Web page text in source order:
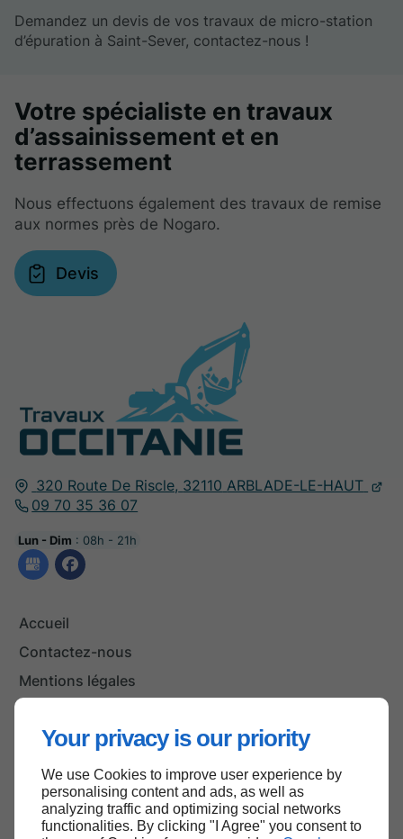
Your privacy is our priority
We use Cookies to improve user experience by
personalising content and ads, as well as
analyzing traffic and optimizing social networks
functionalities. By clicking "I Agree" you consent to
Demandez un devis de vos travaux de micro-station
d’épuration à Saint-Sever, contactez-nous !
320 Route De Riscle, 32110 ARBLADE-LE-HAUT
09 70 35 36 07
Lun - Dim : 08h - 21h
Accueil
Contactez-nous
Mentions légales
Votre spécialiste en travaux
d’assainissement et en
terrassement
Nous effectuons également des travaux de remise
aux normes près de Nogaro.
Devis
Haut de page